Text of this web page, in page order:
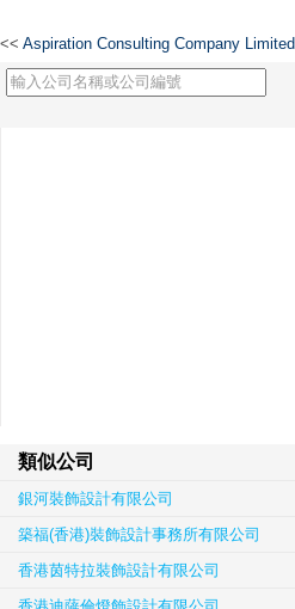
<< Aspiration Consulting Company Limited
類似公司
銀河裝飾設計有限公司
築福(香港)裝飾設計事務所有限公司
香港茵特拉裝飾設計有限公司